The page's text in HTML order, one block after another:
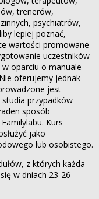
trenerów,
psychiatrów,
lepiej poznać,
wartości promowane
uczestników
oparciu o manuale
oferujemy jednak
jest
przypadków
sposób
Kurs
jako
lub osobistego.
z których każda
w dniach 23-26